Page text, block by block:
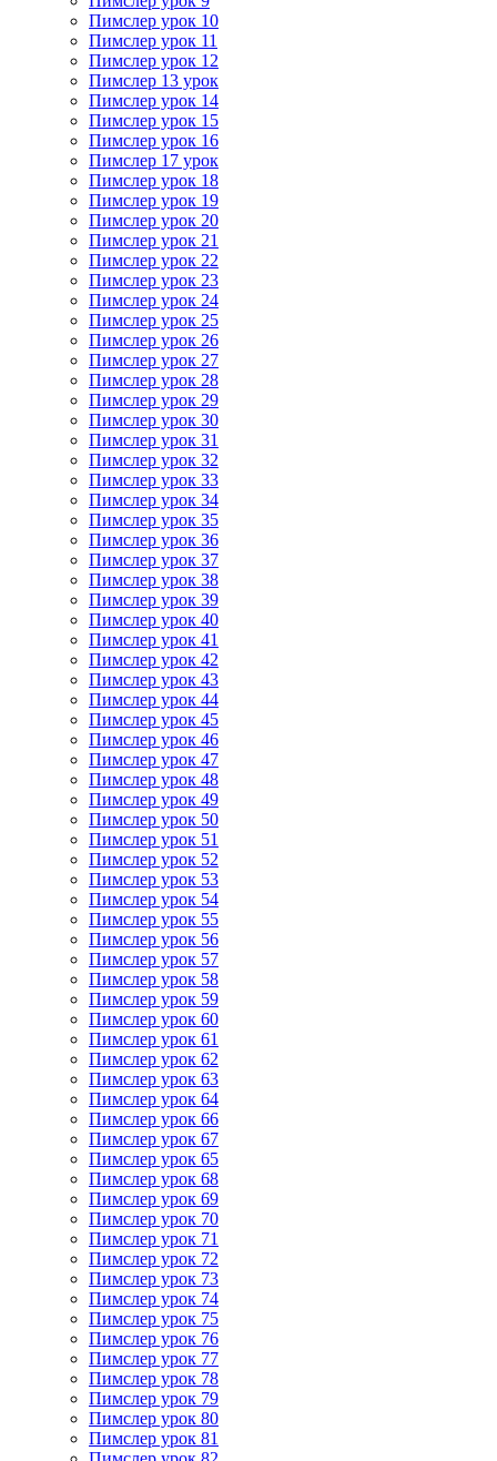
Пимслер урок 10
Пимслер урок 11
Пимслер урок 12
Пимслер 13 урок
Пимслер урок 14
Пимслер урок 15
Пимслер урок 16
Пимслер 17 урок
Пимслер урок 18
Пимслер урок 19
Пимслер урок 20
Пимслер урок 21
Пимслер урок 22
Пимслер урок 23
Пимслер урок 24
Пимслер урок 25
Пимслер урок 26
Пимслер урок 27
Пимслер урок 28
Пимслер урок 29
Пимслер урок 30
Пимслер урок 31
Пимслер урок 32
Пимслер урок 33
Пимслер урок 34
Пимслер урок 35
Пимслер урок 36
Пимслер урок 37
Пимслер урок 38
Пимслер урок 39
Пимслер урок 40
Пимслер урок 41
Пимслер урок 42
Пимслер урок 43
Пимслер урок 44
Пимслер урок 45
Пимслер урок 46
Пимслер урок 47
Пимслер урок 48
Пимслер урок 49
Пимслер урок 50
Пимслер урок 51
Пимслер урок 52
Пимслер урок 53
Пимслер урок 54
Пимслер урок 55
Пимслер урок 56
Пимслер урок 57
Пимслер урок 58
Пимслер урок 59
Пимслер урок 60
Пимслер урок 61
Пимслер урок 62
Пимслер урок 63
Пимслер урок 64
Пимслер урок 66
Пимслер урок 67
Пимслер урок 65
Пимслер урок 68
Пимслер урок 69
Пимслер урок 70
Пимслер урок 71
Пимслер урок 72
Пимслер урок 73
Пимслер урок 74
Пимслер урок 75
Пимслер урок 76
Пимслер урок 77
Пимслер урок 78
Пимслер урок 79
Пимслер урок 80
Пимслер урок 81